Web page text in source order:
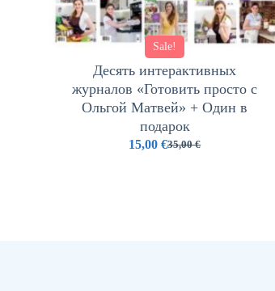
Sale!
Десять интерактивных
журналов «Готовить просто с
Ольгой Матвей» + Один в
подарок
35,00€
15,00€